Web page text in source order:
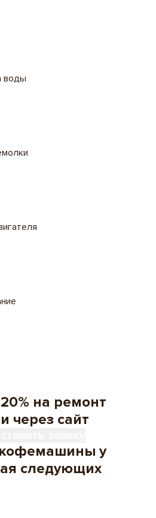
воды
на ремонт
через сайт
у
следующих